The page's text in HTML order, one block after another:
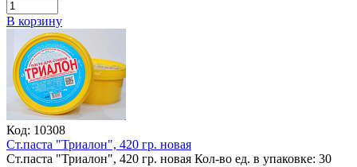
В корзину
Код: 10308
Ст.паста "Триалон", 420 гр. новая
Ст.паста "Триалон", 420 гр. новая Кол-во ед. в упаковке: 30